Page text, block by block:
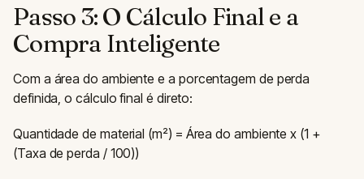
Passo 3: O Cálculo Final e a
Compra Inteligente
Com a área do ambiente e a porcentagem de perda
definida, o cálculo final é direto:
Quantidade de material (m²) = Área do ambiente x (1 +
(Taxa de perda / 100))